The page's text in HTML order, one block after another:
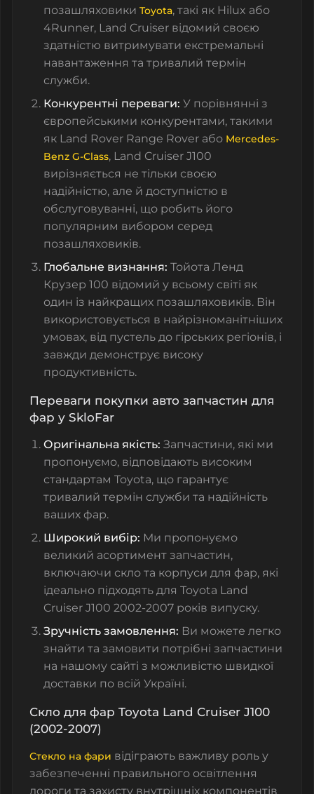
позашляховики Toyota, такі як Hilux або
4Runner, Land Cruiser відомий своєю
здатністю витримувати екстремальні
навантаження та тривалий термін
служби.
Конкурентні переваги: У порівнянні з
європейськими конкурентами, такими
як Land Rover Range Rover або Mercedes-
Benz G-Class, Land Cruiser J100
вирізняється не тільки своєю
надійністю, але й доступністю в
обслуговуванні, що робить його
популярним вибором серед
позашляховиків.
Глобальне визнання: Тойота Ленд
Крузер 100 відомий у всьому світі як
один із найкращих позашляховиків. Він
використовується в найрізноманітніших
умовах, від пустель до гірських регіонів, і
завжди демонструє високу
продуктивність.
Переваги покупки авто запчастин для
фар у SkloFar
Оригінальна якість: Запчастини, які ми
пропонуємо, відповідають високим
стандартам Toyota, що гарантує
тривалий термін служби та надійність
ваших фар.
Широкий вибір: Ми пропонуємо
великий асортимент запчастин,
включаючи скло та корпуси для фар, які
ідеально підходять для Toyota Land
Cruiser J100 2002-2007 років випуску.
Зручність замовлення: Ви можете легко
знайти та замовити потрібні запчастини
на нашому сайті з можливістю швидкої
доставки по всій Україні.
Скло для фар Toyota Land Cruiser J100
(2002-2007)
Стекло на фари відіграють важливу роль у
забезпеченні правильного освітлення
дороги та захисту внутрішніх компонентів